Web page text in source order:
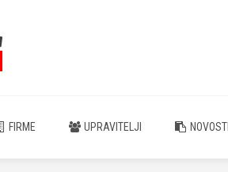
FIRME UPRAVITELJI NOVOSTI